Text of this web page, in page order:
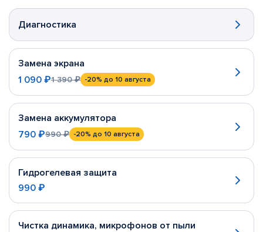
Диагностика
Замена экрана
1 090 ₽1 390 ₽ -20% до 10 августа
Замена аккумулятора
790 ₽990 ₽ -20% до 10 августа
Гидрогелевая защита
990 ₽
Чистка динамика, микрофонов от пыли